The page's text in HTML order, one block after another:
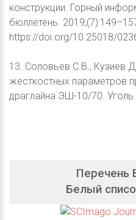
конструкции. Горный
бюллетень.
https://doi.org/10.25018/
13. Соловьев С.В., Кузиев
жесткостных параметров
драглайна ЭШ-10/70.
Перечень
Белый